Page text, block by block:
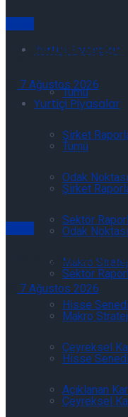
Yurtiçi Piyasalar
Tümü
Şirket
Odak Noktası
Sektör
Makro
Hisse
Çeyreksel
Açıklanan
Günlük Açığa
Yurtiçi Piyasalar
Tümü
Şirket
Odak Noktası
Sektör
Makro
Hisse
Çeyreksel
Açıklanan Kar
7 Ağustos 2026
Teknik Bülten 07/
7 Ağustos 2026